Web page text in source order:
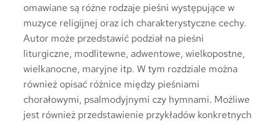
omawiane są różne rodzaje pieśni występujące w
muzyce religijnej oraz ich charakterystyczne cechy.
Autor może przedstawić podział na pieśni
liturgiczne, modlitewne, adwentowe, wielkopostne,
wielkanocne, maryjne itp. W tym rozdziale można
również opisać różnice między pieśniami
chorałowymi, psalmodyjnymi czy hymnami. Możliwe
jest również przedstawienie przykładów konkretnych